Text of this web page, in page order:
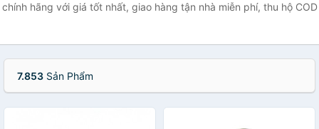
chính hãng với giá tốt nhất, giao hàng tận nhà miễn phí, thu hộ COD
7.853 Sản Phẩm